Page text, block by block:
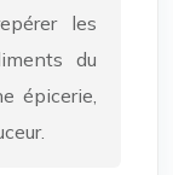
les
du
épicerie,